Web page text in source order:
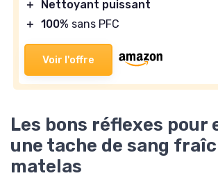
＋
Nettoyant puissant
＋ 100% sans PFC
Voir l'offre
Les bons réflexes pour
une tache de sang
matelas